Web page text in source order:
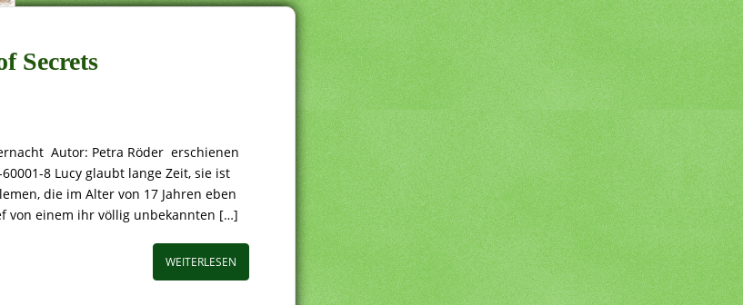
Secrets
Autor: Petra Röder erschienen
8 Lucy glaubt lange Zeit, sie ist
die im Alter von 17 Jahren eben
von einem ihr völlig unbekannten […]
WEITERLESEN